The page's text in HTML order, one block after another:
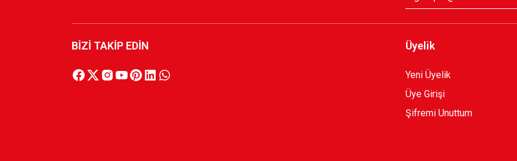
BİZİ TAKİP EDİN Üyelik
Yeni Üyelik
Üye Girişi
Şifremi Unuttum